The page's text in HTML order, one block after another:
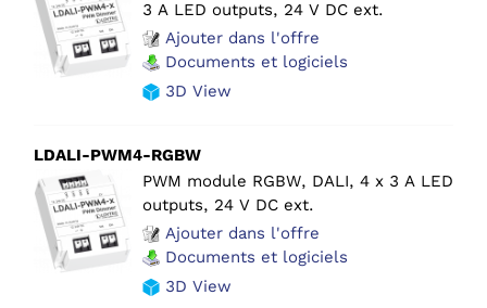
3 A LED outputs, 24 V DC ext.
Ajouter dans l'offre
Documents et logiciels
3D View
LDALI-PWM4-RGBW
PWM module RGBW, DALI, 4 x 3 A LED
outputs, 24 V DC ext.
Ajouter dans l'offre
Documents et logiciels
3D View